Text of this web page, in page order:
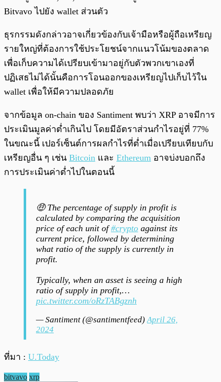
Bitvavo ไปยัง wallet ส่วนตัว
ธุรกรรมดังกล่าวอาจเกี่ยวข้องกับเจ้ามือหรือผู้ถือเหรียญ
รายใหญ่ที่ต้องการใช้ประโยชน์จากแนวโน้มของตลาด
เพื่อเก็บความได้เปรียบเข้ามาอยู่กับตัวพวกเขาเองที่
ปฏิเสธไม่ได้นั้นคือการโอนออกของเหรียญไปเก็บไว้ใน
wallet เพื่อให้มีความปลอดภัย
จากข้อมูล on-chain ของ Santiment พบว่า XRP อาจมีการ
ประเมินมูลค่าต่ำเกินไป โดยมีอัตราส่วนกำไรอยู่ที่ 77%
ในขณะนี้ เปอร์เซ็นต์การผลกำไรที่ต่ำเมื่อเปรียบเทียบกับ
เหรียญอื่น ๆ เช่น Bitcoin และ Ethereum อาจบ่งบอกถึง
การประเมินค่าต่ำไปในตอนนี้
🤑 The percentage of supply in profit is
calculated by comparing the acquisition
price of each unit of#crypto against its
current price, followed by determining
what ratio of the supply is currently in
profit.
Typically, when an asset is seeing a high
ratio of supply in profit,…
pic.twitter.com/oRzTABgznh
— Santiment (@santimentfeed)April 26,
2024
ที่มา : U.Today
bitvavo xrp